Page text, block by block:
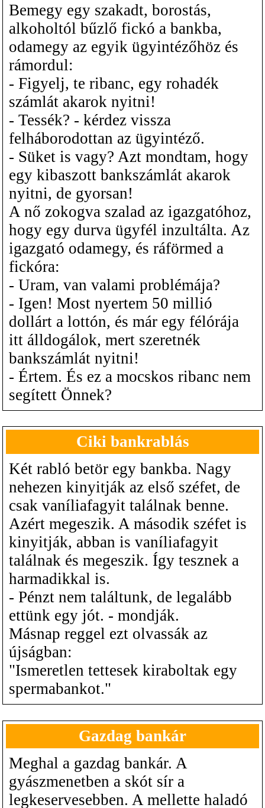
Bemegy egy szakadt, borostás,
alkoholtól bűzlő fickó a bankba,
odamegy az egyik ügyintézőhöz és
rámordul:
- Figyelj, te ribanc, egy rohadék
számlát akarok nyitni!
- Tessék? - kérdez vissza
felháborodottan az ügyintéző.
- Süket is vagy? Azt mondtam, hogy
egy kibaszott bankszámlát akarok
nyitni, de gyorsan!
A nő zokogva szalad az igazgatóhoz,
hogy egy durva ügyfél inzultálta. Az
igazgató odamegy, és ráförmed a
fickóra:
- Uram, van valami problémája?
- Igen! Most nyertem 50 millió
dollárt a lottón, és már egy félórája
itt álldogálok, mert szeretnék
bankszámlát nyitni!
- Értem. És ez a mocskos ribanc nem
segített Önnek?
Ciki bankrablás
Két rabló betör egy bankba. Nagy
nehezen kinyitják az első széfet, de
csak vaníliafagyit találnak benne.
Azért megeszik. A második széfet is
kinyitják, abban is vaníliafagyit
találnak és megeszik. Így tesznek a
harmadikkal is.
- Pénzt nem találtunk, de legalább
ettünk egy jót. - mondják.
Másnap reggel ezt olvassák az
újságban:
"Ismeretlen tettesek kiraboltak egy
spermabankot."
Gazdag bankár
Meghal a gazdag bankár. A
gyászmenetben a skót sír a
legkeservesebben. A mellette haladó